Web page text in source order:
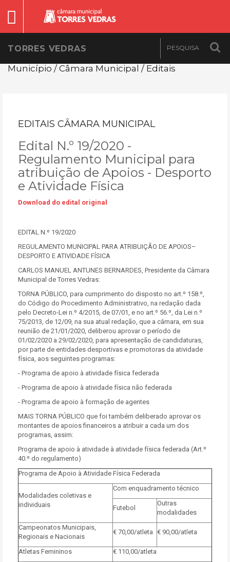
TORRES VEDRAS
Município / Câmara Municipal / Editais
EDITAIS CÂMARA MUNICIPAL
Edital N.º 19/2020 -
Regulamento Municipal para
atribuição de Apoios - Desporto
e Atividade Física
Download do edital original
EDITAL N.º 19/2020
REGULAMENTO MUNICIPAL PARA ATRIBUIÇÃO DE APOIOS–
DESPORTO E ATIVIDADE FÍSICA
CARLOS MANUEL ANTUNES BERNARDES, Presidente da Câmara
Municipal de Torres Vedras:
TORNA PÚBLICO, para cumprimento do disposto no art.º 158.º,
do Código do Procedimento Administrativo, na redação dada
pelo Decreto-Lei n.º 4/2015, de 07/01, e no art.º 56.º, da Lei n.º
75/2013, de 12/09, na sua atual redação, que a câmara, em sua
reunião de 21/01/2020, deliberou aprovar o período de
01/02/2020 a 29/02/2020, para apresentação de candidaturas,
por parte de entidades desportivas e promotoras da atividade
física, aos seguintes programas:
- Programa de apoio à atividade física federada
- Programa de apoio à atividade física não federada
- Programa de apoio à formação de agentes
MAIS TORNA PÚBLICO que foi também deliberado aprovar os
montantes de apoios financeiros a atribuir a cada um dos
programas, assim:
Programa de apoio à atividade à atividade física federada (Art.º
40.º do regulamento)
Programa de Apoio à Atividade Física Federada
Modalidades coletivas e
individuais
Com enquadramento técnico
Futebol
Outras
modalidades
Campeonatos Municipais,
Regionais e Nacionais
€ 70,00/atleta € 90,00/atleta
Atletas Femininos
€ 110,00/atleta